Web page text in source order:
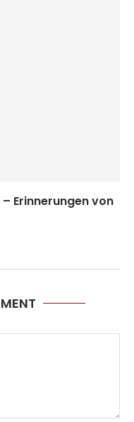
Erinnerungen von